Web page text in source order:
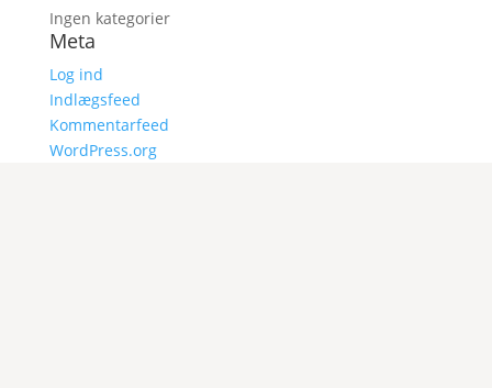
Ingen kategorier
Meta
Log ind
Indlægsfeed
Kommentarfeed
WordPress.org